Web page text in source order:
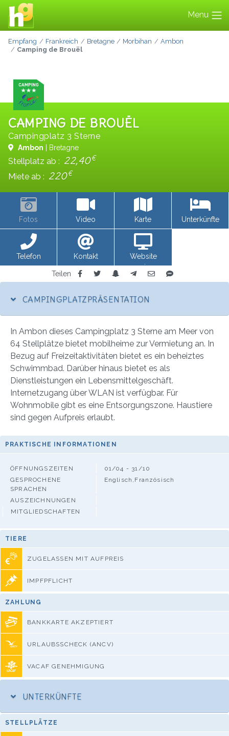
Menu
Empfang Frankreich Bretagne Morbihan
Ambon
Camping de Brouël
CAMPING DE BROUËL
Campingplatz 3 Sterne
Ambon | Bretagne
Stellplatz ab : 22,40€
Miete ab : 220€
Fotos Video Karte Unterkünfte
Telefon Kontakt
Website
anzeigen
Teilen
CAMPINGPLATZPRÄSENTATION
In Ambon dieses Campingplatz 3 Sterne am Meer von
64 Stellplätze bietet mobilheime zur Vermietung an. In
Bezug auf Freizeitaktivitäten bietet es ein beheiztes
Schwimmbad. Darüber hinaus bietet es als
Dienstleistungen ein Lebensmittelgeschäft.
Internetzugang über WLAN ist verfügbar. Für
Wohnmobile gibt es eine Entsorgungszone. Haustiere
sind gegen Aufpreis erlaubt.
PRAKTISCHE INFORMATIONEN
ÖFFNUNGSZEITEN
01/04 - 31/10
GESPROCHENE
SPRACHEN
Englisch,Französisch
AUSZEICHNUNGEN
MITGLIEDSCHAFTEN
TIERE
ZUGELASSEN MIT AUFPREIS
IMPFPFLICHT
ZAHLUNG
BANKKARTE AKZEPTIERT
URLAUBSSCHECK (ANCV)
VACAF GENEHMIGUNG
UNTERKÜNFTE
STELLPLÄTZE